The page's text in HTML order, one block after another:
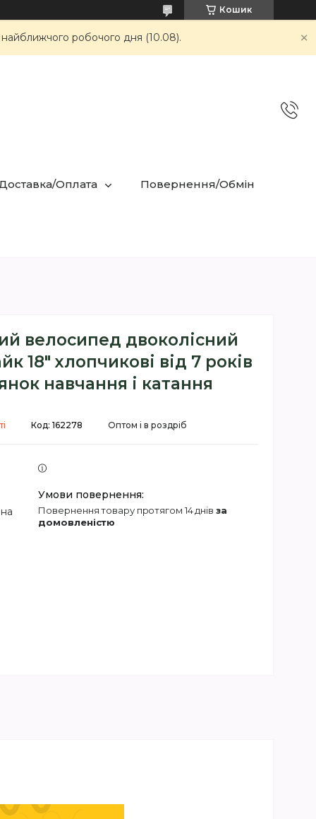
Кошик
робочого дня (10.08).
Оплата Повернення/Обмін
велосипед двоколісний
18" хлопчикові від 7 років
навчання і катання
Оптом і в роздріб
Код: 162278
повернення товару протягом 14 днів за
домовленістю